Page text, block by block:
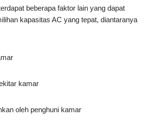
beberapa faktor lain yang dapat
kapasitas AC yang tepat, diantaranya
kamar
oleh penghuni kamar